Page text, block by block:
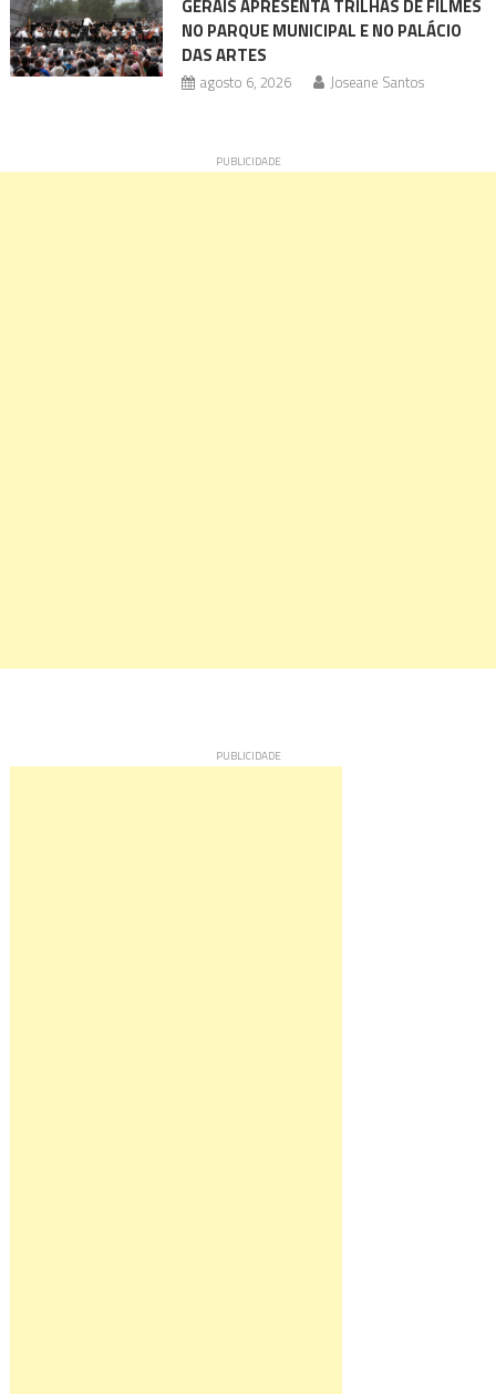
GERAIS APRESENTA TRILHAS DE FILMES
NO PARQUE MUNICIPAL E NO PALÁCIO
DAS ARTES
agosto 6, 2026 Joseane Santos